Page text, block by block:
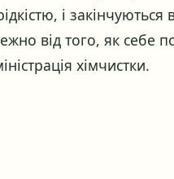
і закінчуються
від того, як себе
хімчистки.